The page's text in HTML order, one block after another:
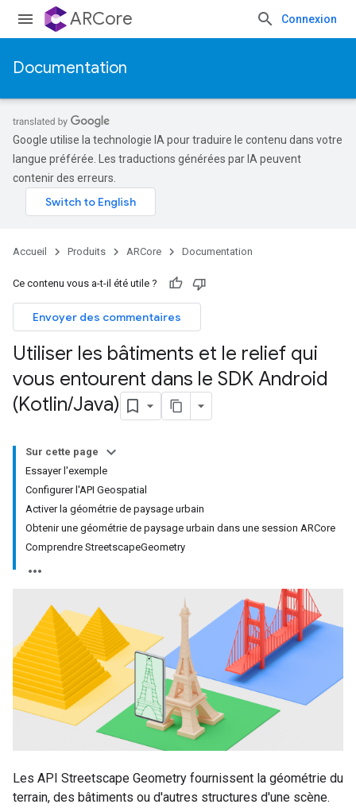
ARCore Connexion
Documentation
Google utilise la technologie IA pour traduire le contenu dans votre
langue préférée. Les traductions générées par IA peuvent
contenir des erreurs.
Accueil Produits ARCore Documentation
Ce contenu vous a-t-il été utile ?
Envoyer des commentaires
Utiliser les bâtiments et le relief qui
vous entourent dans le SDK Android
(Kotlin/Java)
Sur cette page
Essayer l'exemple
Configurer l'API Geospatial
Activer la géométrie de paysage urbain
Obtenir une géométrie de paysage urbain dans une session ARCore
Comprendre StreetscapeGeometry
Les API Streetscape Geometry fournissent la géométrie du
terrain, des bâtiments ou d'autres structures d'une scène.